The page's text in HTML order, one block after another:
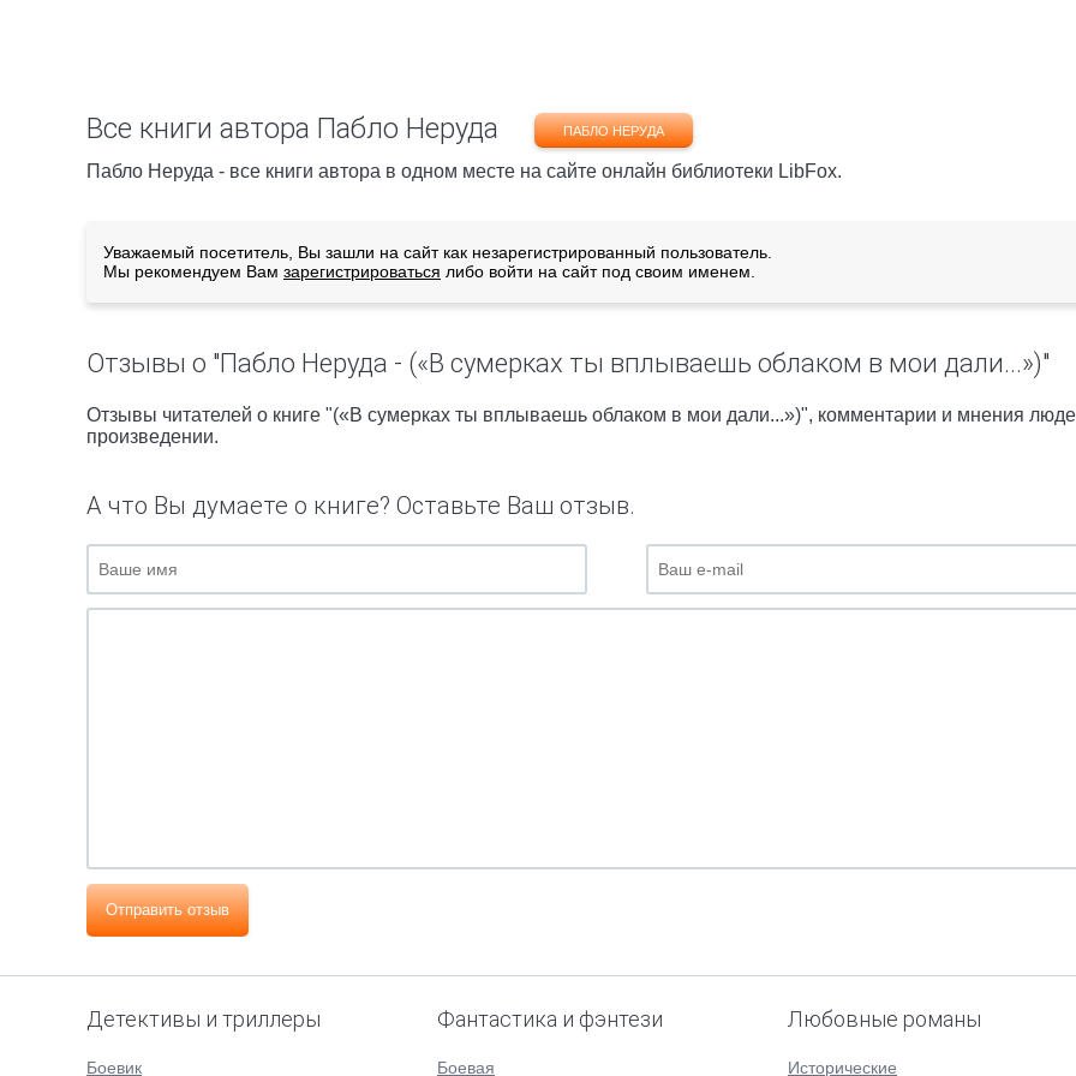
Все книги автора Пабло Неруда ПАБЛО НЕРУДА
Пабло Неруда - все книги автора в одном месте на сайте онлайн библиотеки LibFox.
Уважаемый посетитель, Вы зашли на сайт как незарегистрированный пользователь.
Мы рекомендуем Вам зарегистрироваться либо войти на сайт под своим именем.
Отзывы о "Пабло Неруда - («В сумерках ты вплываешь облаком в мои дали...»)"
Отзывы читателей о книге "(«В сумерках ты вплываешь облаком в мои дали...»)", комментарии и мнения
произведении.
А что Вы думаете о книге? Оставьте Ваш отзыв.
Отправить отзыв
Детективы и триллеры
Боевик
Фантастика и фэнтези
Боевая
Любовные романы
Исторические